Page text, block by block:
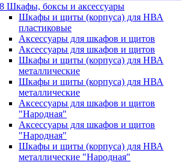
Шкафы, боксы и аксессуары
Шкафы и щиты (корпуса) для НВА
пластиковые
Аксессуары для шкафов и щитов
Аксессуары для шкафов и щитов
Шкафы и щиты (корпуса) для НВА
металлические
Шкафы и щиты (корпуса) для НВА
металлические
Аксессуары для шкафов и щитов
"Народная"
Аксессуары для шкафов и щитов
"Народная"
Шкафы и щиты (корпуса) для НВА
металлические "Народная"